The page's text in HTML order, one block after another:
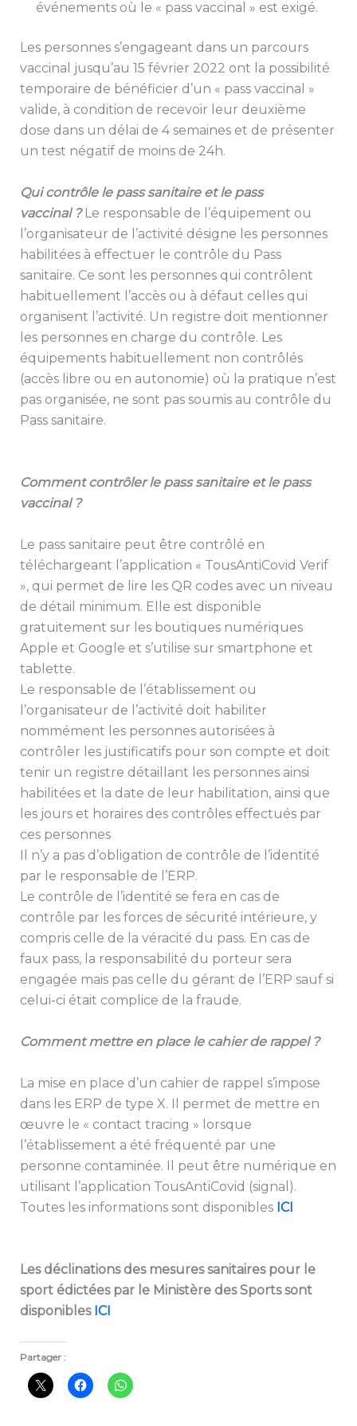
événements où le « pass vaccinal » est exigé.
Les personnes s’engageant dans un parcours
vaccinal jusqu’au 15 février 2022 ont la possibilité
temporaire de bénéficier d’un « pass vaccinal »
valide, à condition de recevoir leur deuxième
dose dans un délai de 4 semaines et de présenter
un test négatif de moins de 24h.
Qui contrôle le pass sanitaire et le pass
vaccinal ? Le responsable de l’équipement ou
l’organisateur de l’activité désigne les personnes
habilitées à effectuer le contrôle du Pass
sanitaire. Ce sont les personnes qui contrôlent
habituellement l’accès ou à défaut celles qui
organisent l’activité. Un registre doit mentionner
les personnes en charge du contrôle. Les
équipements habituellement non contrôlés
(accès libre ou en autonomie) où la pratique n’est
pas organisée, ne sont pas soumis au contrôle du
Pass sanitaire.
Comment contrôler le pass sanitaire et le pass
vaccinal ?
Le pass sanitaire peut être contrôlé en
téléchargeant l’application « TousAntiCovid Verif
», qui permet de lire les QR codes avec un niveau
de détail minimum. Elle est disponible
gratuitement sur les boutiques numériques
Apple et Google et s’utilise sur smartphone et
tablette.
Le responsable de l’établissement ou
l’organisateur de l’activité doit habiliter
nommément les personnes autorisées à
contrôler les justificatifs pour son compte et doit
tenir un registre détaillant les personnes ainsi
habilitées et la date de leur habilitation, ainsi que
les jours et horaires des contrôles effectués par
ces personnes
Il n’y a pas d’obligation de contrôle de l’identité
par le responsable de l’ERP.
Le contrôle de l’identité se fera en cas de
contrôle par les forces de sécurité intérieure, y
compris celle de la véracité du pass. En cas de
faux pass, la responsabilité du porteur sera
engagée mais pas celle du gérant de l’ERP sauf si
celui-ci était complice de la fraude.
Comment mettre en place le cahier de rappel ?
La mise en place d’un cahier de rappel s’impose
dans les ERP de type X. Il permet de mettre en
œuvre le « contact tracing » lorsque
l’établissement a été fréquenté par une
personne contaminée. Il peut être numérique en
utilisant l’application TousAntiCovid (signal).
Toutes les informations sont disponibles ICI
Les déclinations des mesures sanitaires pour le
sport édictées par le Ministère des Sports sont
disponibles ICI
Partager :